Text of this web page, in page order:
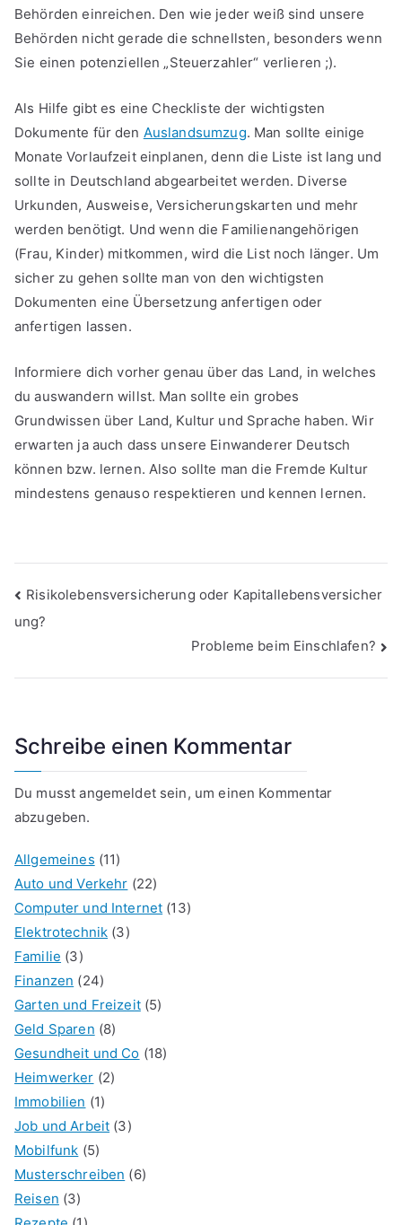
Behörden einreichen. Den wie jeder weiß sind unsere
Behörden nicht gerade die schnellsten, besonders wenn
Sie einen potenziellen „Steuerzahler“ verlieren ;).
Als Hilfe gibt es eine Checkliste der wichtigsten
Dokumente für den Auslandsumzug. Man sollte einige
Monate Vorlaufzeit einplanen, denn die Liste ist lang und
sollte in Deutschland abgearbeitet werden. Diverse
Urkunden, Ausweise, Versicherungskarten und mehr
werden benötigt. Und wenn die Familienangehörigen
(Frau, Kinder) mitkommen, wird die List noch länger. Um
sicher zu gehen sollte man von den wichtigsten
Dokumenten eine Übersetzung anfertigen oder
anfertigen lassen.
Informiere dich vorher genau über das Land, in welches
du auswandern willst. Man sollte ein grobes
Grundwissen über Land, Kultur und Sprache haben. Wir
erwarten ja auch dass unsere Einwanderer Deutsch
können bzw. lernen. Also sollte man die Fremde Kultur
mindestens genauso respektieren und kennen lernen.
Beitragsnavigation
Risikolebensversicherung oder Kapitallebensversicher
ung?
Probleme beim Einschlafen?
Schreibe einen Kommentar
Du musstangemeldetsein, um einen Kommentar
abzugeben.
Allgemeines (11)
Auto und Verkehr (22)
Computer und Internet (13)
Elektrotechnik (3)
Familie (3)
Finanzen (24)
Garten und Freizeit(5)
Geld Sparen (8)
Gesundheit und Co (18)
Heimwerker (2)
Immobilien (1)
Job und Arbeit (3)
Mobilfunk (5)
Musterschreiben (6)
Reisen (3)